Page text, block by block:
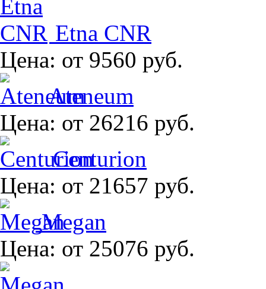
Etna CNR
Цена: от 9560 руб.
Ateneum
Цена: от 26216 руб.
Centurion
Цена: от 21657 руб.
Megan
Цена: от 25076 руб.